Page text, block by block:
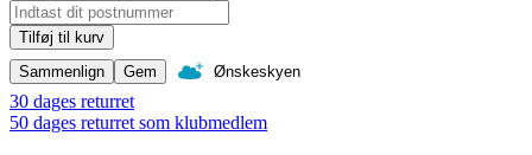
Tilføj til kurv
Sammenlign
Gem Ønskeskyen
30 dages returret
50 dages returret som klubmedlem